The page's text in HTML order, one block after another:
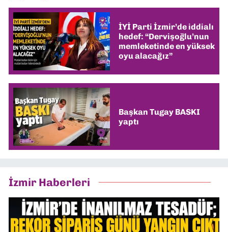
İYİ Parti İzmir’de iddialı
hedef: “Dervişoğlu’nun
memleketinde en yüksek
oyu alacağız”
Başkan Tugay BASKI
yaptı
İzmir Haberleri